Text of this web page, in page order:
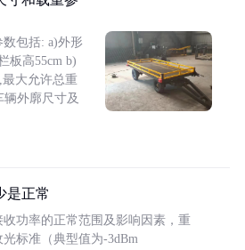
数包括: a)外形
板高55cm b)
大允许总重
外廓尺寸及
是正常
功率的正常范围及影响因素，重
标准（典型值为-3dBm